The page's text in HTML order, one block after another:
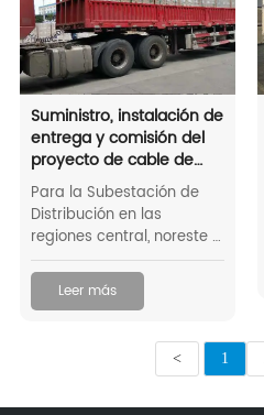
Suministro, instalación de
entrega y comisión del
proyecto de cable de
fibra óptica 3150KM Drop
Botswana
Para la Subestación de
Distribución en las
regiones central, noreste y
noroeste, el Departamento
de Transmisión y
Distribución (T & D) de
confiabilidad del sistema
a través de sistemas
Leer más
< 1